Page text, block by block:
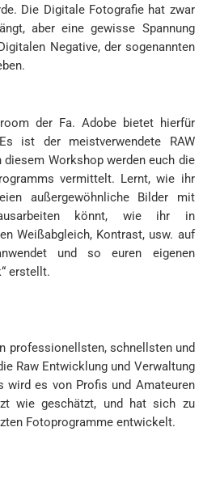
Die Digitale Fotografie hat zwar
aber eine gewisse Spannung
Negative, der sogenannten
der Fa. Adobe bietet hierfür
ist der meistverwendete RAW
diesem Workshop werden euch die
vermittelt. Lernt, wie ihr
außergewöhnliche Bilder mit
könnt, wie ihr in
Weißabgleich, Kontrast, usw. auf
und so euren eigenen
erstellt.
professionellsten, schnellsten und
Raw Entwicklung und Verwaltung
wird es von Profis und Amateuren
wie geschätzt, und hat sich zu
Fotoprogramme entwickelt.